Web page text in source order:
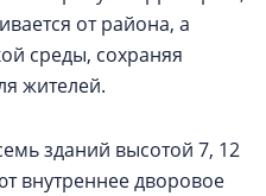
от района, а
среды, сохраняя
жителей.
зданий высотой 7, 12
внутреннее дворовое